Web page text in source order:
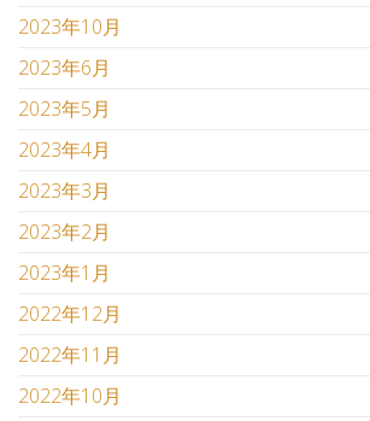
2023年10月
2023年6月
2023年5月
2023年4月
2023年3月
2023年2月
2023年1月
2022年12月
2022年11月
2022年10月